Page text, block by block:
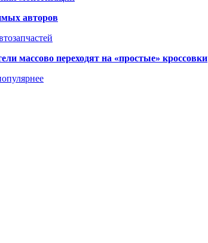
авторов
массово переходят на «простые» кроссовки